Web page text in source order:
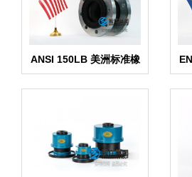
ANSI 150LB 美洲标准橡
胶膨胀节